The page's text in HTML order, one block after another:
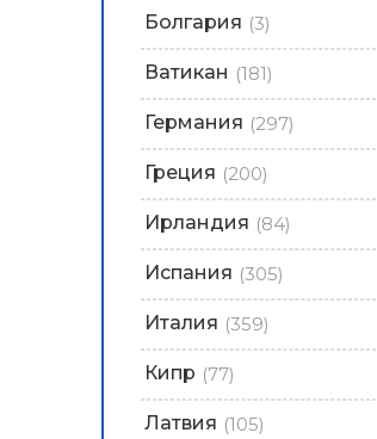
Болгария (3)
Ватикан (181)
Германия (297)
Греция (200)
Ирландия (84)
Испания (305)
Италия (359)
Кипр (77)
Латвия (105)